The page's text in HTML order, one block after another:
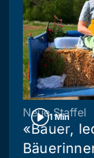
1 Min
Neue Staffel
«Bauer,